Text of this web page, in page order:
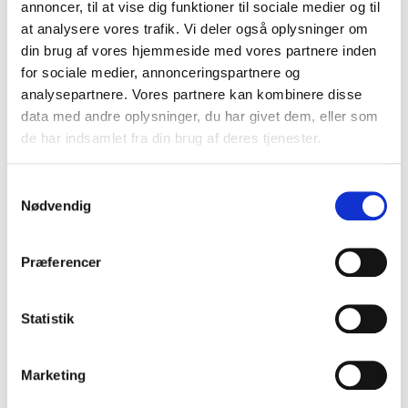
annoncer, til at vise dig funktioner til sociale medier og til
at analysere vores trafik. Vi deler også oplysninger om
din brug af vores hjemmeside med vores partnere inden
for sociale medier, annonceringspartnere og
analysepartnere. Vores partnere kan kombinere disse
data med andre oplysninger, du har givet dem, eller som
de har indsamlet fra din brug af deres tjenester.
Nødvendig
Præferencer
Statistik
Marketing
VIS PRODUKT